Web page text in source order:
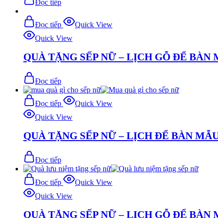
Đọc tiếp
Đọc tiếp
Quick View
Quick View
QUÀ TẶNG SẾP NỮ – LỊCH GỖ ĐỂ BÀN
Đọc tiếp
Đọc tiếp
Quick View
Quick View
QUÀ TẶNG SẾP NỮ – LỊCH ĐỂ BÀN
Đọc tiếp
Đọc tiếp
Quick View
Quick View
QUÀ TẶNG SẾP NỮ – LỊCH GỖ ĐỂ BÀN